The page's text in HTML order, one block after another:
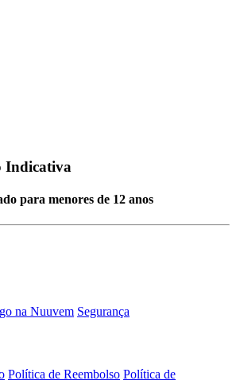
Indicativa
para menores de 12 anos
na Nuuvem Segurança
Política de Reembolso Política de